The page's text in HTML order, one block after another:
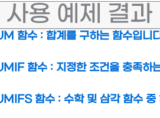
사용 예제 결과
함수 : 합계를 구하는 함수입니
함수 : 지정한 조건을 충족하
함수 : 수학 및 삼각 함수 중